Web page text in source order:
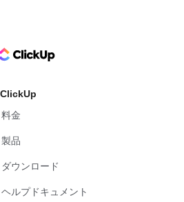
Logo
ClickUp
料金
製品
ダウンロード
ヘルプドキュメント